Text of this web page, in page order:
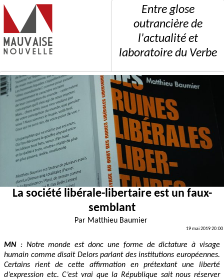
Entre glose
outrancière de
l'actualité et
laboratoire du Verbe
La société libérale-libertaire est un faux-
semblant
Par Matthieu Baumier
19 mai 2019 20:00
MN : Notre monde est donc une forme de dictature à visage
humain comme disait Delors parlant des institutions européennes.
Certains rient de cette affirmation en prétextant une liberté
d’expression etc. C’est vrai que la République sait nous réserver